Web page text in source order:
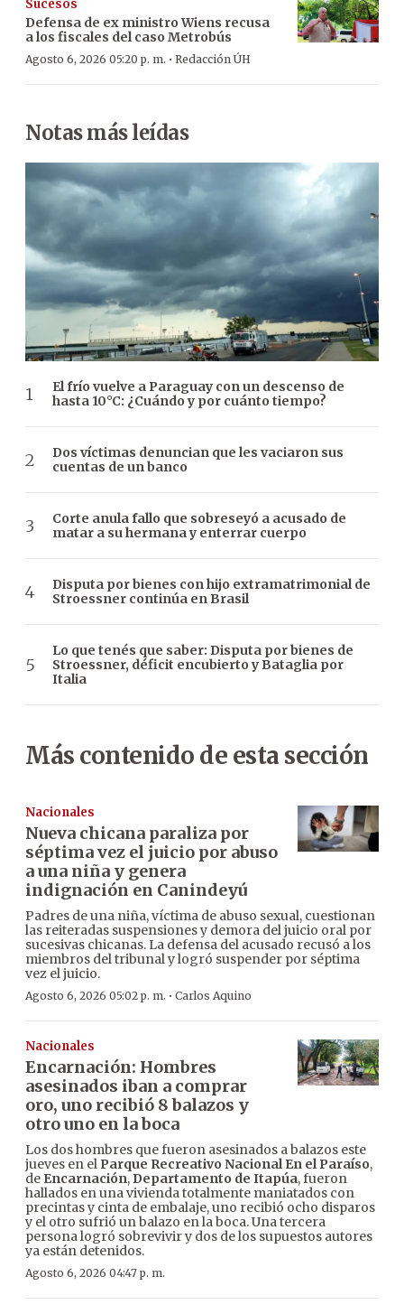
Sucesos
Defensa de ex ministro Wiens recusa
a los fiscales del caso Metrobús
Agosto 6, 2026 05:20 p. m. · Redacción ÚH
Notas más leídas
El frío vuelve a Paraguay con un descenso de
hasta 10°C: ¿Cuándo y por cuánto tiempo?
Dos víctimas denuncian que les vaciaron sus
cuentas de un banco
Corte anula fallo que sobreseyó a acusado de
matar a su hermana y enterrar cuerpo
Disputa por bienes con hijo extramatrimonial de
Stroessner continúa en Brasil
Lo que tenés que saber: Disputa por bienes de
Stroessner, déficit encubierto y Bataglia por
Italia
Más contenido de esta sección
Nacionales
Nueva chicana paraliza por
séptima vez el juicio por abuso
a una niña y genera
indignación en Canindeyú
Padres de una niña, víctima de abuso sexual, cuestionan
las reiteradas suspensiones y demora del juicio oral por
sucesivas chicanas. La defensa del acusado recusó a los
miembros del tribunal y logró suspender por séptima
vez el juicio.
Agosto 6, 2026 05:02 p. m. · Carlos Aquino
Nacionales
Encarnación: Hombres
asesinados iban a comprar
oro, uno recibió 8 balazos y
otro uno en la boca
Los dos hombres que fueron asesinados a balazos este
jueves en el Parque Recreativo Nacional En el Paraíso,
de Encarnación, Departamento de Itapúa, fueron
hallados en una vivienda totalmente maniatados con
precintas y cinta de embalaje, uno recibió ocho disparos
y el otro sufrió un balazo en la boca. Una tercera
persona logró sobrevivir y dos de los supuestos autores
ya están detenidos.
Agosto 6, 2026 04:47 p. m.